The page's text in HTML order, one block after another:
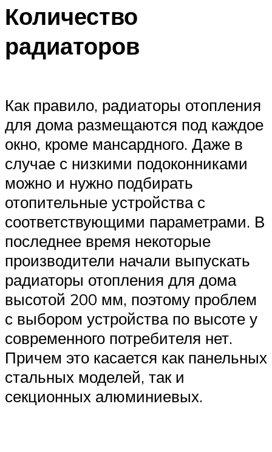
Количество
радиаторов
Как правило, радиаторы отопления
для дома размещаются под каждое
окно, кроме мансардного. Даже в
случае с низкими подоконниками
можно и нужно подбирать
отопительные устройства с
соответствующими параметрами. В
последнее время некоторые
производители начали выпускать
радиаторы отопления для дома
высотой 200 мм, поэтому проблем
с выбором устройства по высоте у
современного потребителя нет.
Причем это касается как панельных
стальных моделей, так и
секционных алюминиевых.